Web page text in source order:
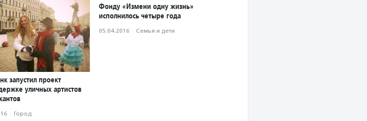
запустил проект
уличных артистов
· Город
Фонду «Измени одну жизнь»
исполнилось четыре года
05.04.2016 · Семья и дети